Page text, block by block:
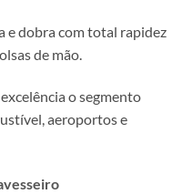
e dobra com total rapidez
de mão.
o segmento
aeroportos e